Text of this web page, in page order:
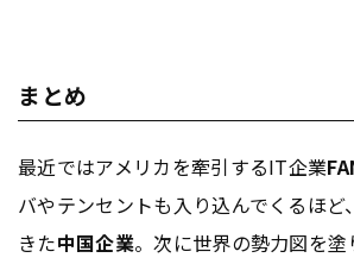
まとめ
最近ではアメリカを牽引するIT企業
バやテンセントも入り込んでくるほど
きた中国企業。次に世界の勢力図を